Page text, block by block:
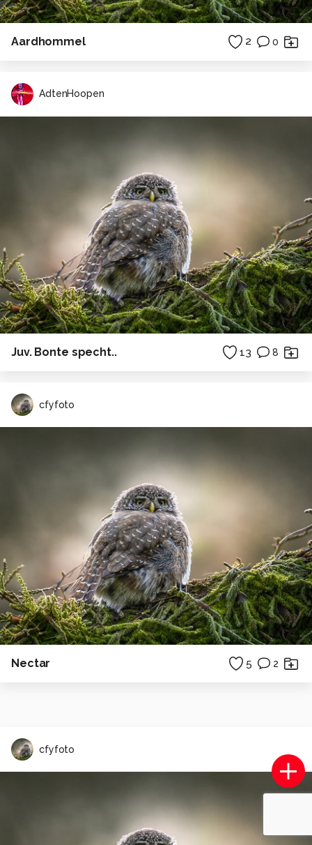
Aardhommel 2 0
AdtenHoopen
Juv. Bonte specht.. 13 8
cfyfoto
Nectar 5 2
cfyfoto